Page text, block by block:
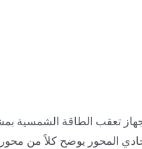
تعقب الطاقة الشمسية
المحور يوضح كلاً من